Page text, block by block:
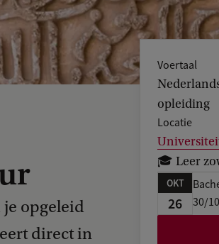
opgeleid
direct in
Voertaal
opleiding
Locatie
🎓 Leer
OKT
26
30/10